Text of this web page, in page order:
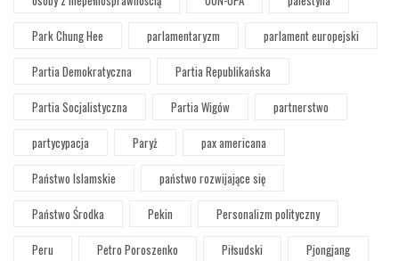
Park Chung Hee
parlamentaryzm
parlament europejski
Partia Demokratyczna
Partia Republikańska
Partia Socjalistyczna
Partia Wigów
partnerstwo
partycypacja
Paryż
pax americana
Państwo Islamskie
państwo rozwijające się
Państwo Środka
Pekin
Personalizm polityczny
Peru
Petro Poroszenko Piłsudski
Pjongjang